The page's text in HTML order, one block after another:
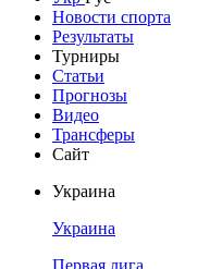
Новости спорта
Результаты
Турниры
Статьи
Прогнозы
Видео
Трансферы
Сайт
Украина
Украина
Первая лига